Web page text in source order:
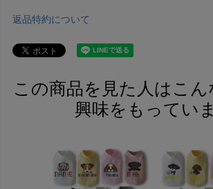
返品特約について
この商品を見た人はこん
興味をもってい